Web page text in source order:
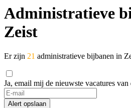
Administratieve
Zeist
Er zijn 21 administratieve bijbanen in
Ja, email mij de nieuwste vacatures
Alert opslaan